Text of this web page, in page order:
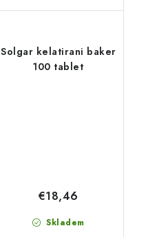
Solgar kelatirani baker
100 tablet
Skladem
€18,46